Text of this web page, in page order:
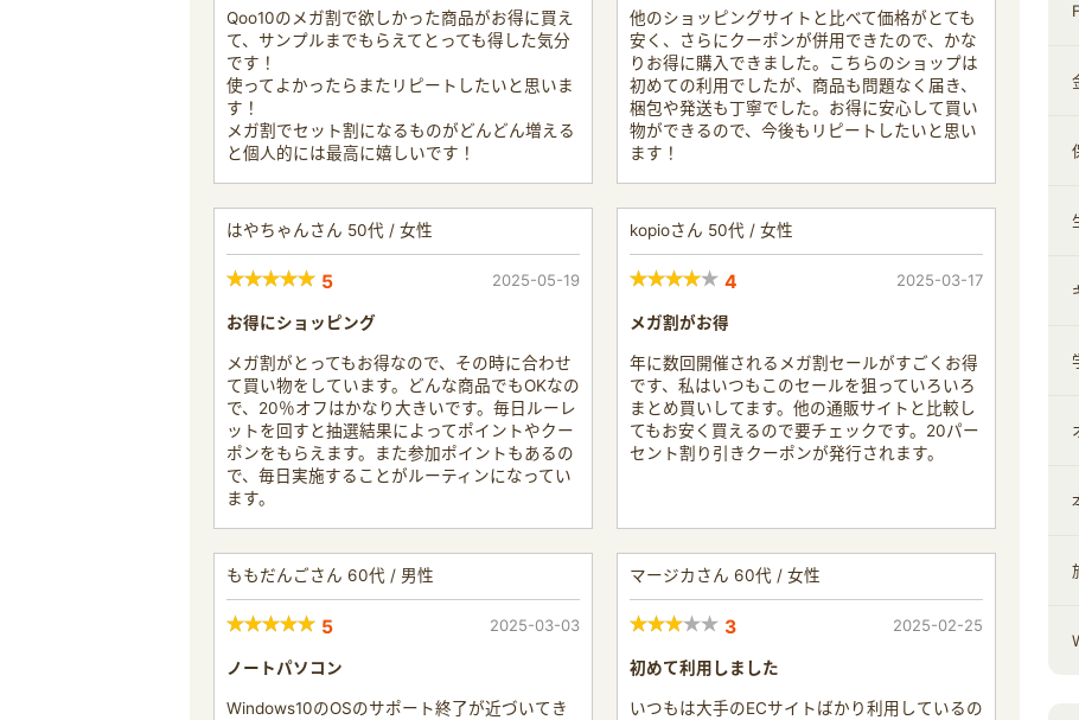
Qoo10のメガ割で欲しかった商品がお得に買え
て、サンプルまでもらえてとっても得した気分
です！
使ってよかったらまたリピートしたいと思いま
す！
メガ割でセット割になるものがどんどん増える
と個人的には最高に嬉しいです！
他のショッピングサイトと比べて価格がとても
安く、さらにクーポンが併用できたので、かな
りお得に購入できました。こちらのショップは
初めての利用でしたが、商品も問題なく届き、
梱包や発送も丁寧でした。お得に安心して買い
物ができるので、今後もリピートしたいと思い
ます！
はやちゃんさん 50代 / 女性
5 2025-05-19
お得にショッピング
メガ割がとってもお得なので、その時に合わせ
て買い物をしています。どんな商品でもOKなの
で、20％オフはかなり大きいです。毎日ルーレ
ットを回すと抽選結果によってポイントやクー
ポンをもらえます。また参加ポイントもあるの
で、毎日実施することがルーティンになってい
ます。
kopioさん 50代 / 女性
4 2025-03-17
メガ割がお得
年に数回開催されるメガ割セールがすごくお得
です、私はいつもこのセールを狙っていろいろ
まとめ買いしてます。他の通販サイトと比較し
てもお安く買えるので要チェックです。20パー
セント割り引きクーポンが発行されます。
ももだんごさん 60代 / 男性
5 2025-03-03
ノートパソコン
Windows10のOSのサポート終了が近づいてき
マージカさん 60代 / 女性
3 2025-02-25
初めて利用しました
いつもは大手のECサイトばかり利用しているの